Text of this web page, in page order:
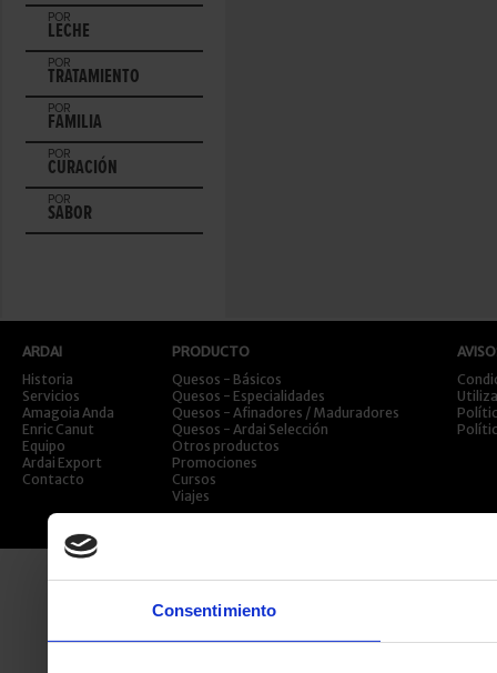
Consentimiento
POR
LECHE
POR
TRATAMIENTO
POR
FAMILIA
POR
CURACIÓN
POR
SABOR
ARDAI
Historia
Servicios
Amagoia Anda
Enric Canut
Equipo
Ardai Export
Contacto
PRODUCTO
Quesos - Básicos
Quesos - Especialidades
Quesos - Afinadores / Maduradores
Quesos - Ardai Selección
Otros productos
Promociones
Cursos
Viajes